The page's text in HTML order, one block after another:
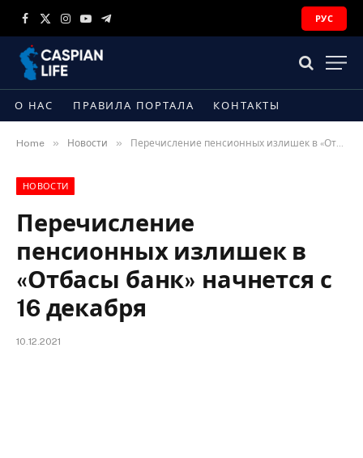
Facebook
X
Instagram
YouTubeTelegram
РУС
О НАС ПРАВИЛА ПОРТАЛА КОНТАКТЫ
Home » Новости » Перечисление пенсионных излишек в «Отбасы банк» начнется с 16 декабря
НОВОСТИ
Перечисление
пенсионных излишек в
«Отбасы банк» начнется с
16 декабря
10.12.2021